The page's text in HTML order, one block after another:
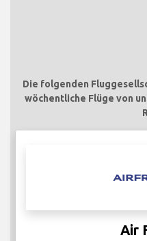
Die folgenden
wöchentliche Flüge von
Air